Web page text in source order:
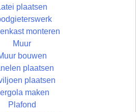
plaatsen
monteren
Muur
bouwen
plaatsen
plaatsen
maken
Plafond